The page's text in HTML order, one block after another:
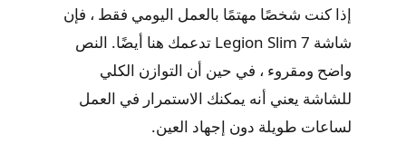
إذا كنت شخصًا مهتمًا بالعمل اليومي فقط ، فإن
شاشة Legion Slim 7 تدعمك هنا أيضًا. النص
واضح ومقروء ، في حين أن التوازن الكلي
للشاشة يعني أنه يمكنك الاستمرار في العمل
لساعات طويلة دون إجهاد العين.